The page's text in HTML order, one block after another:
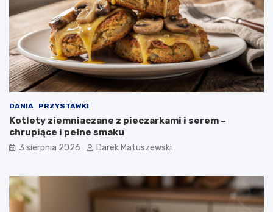
DANIA PRZYSTAWKI
Kotlety ziemniaczane z pieczarkami i serem –
chrupiące i pełne smaku
3 sierpnia 2026 Darek Matuszewski